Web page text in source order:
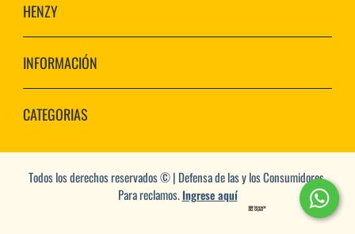
HENZY
INFORMACIÓN
CATEGORIAS
Todos los derechos reservados © | Defensa de las y los Consumidores.
Para reclamos.Ingrese aquí